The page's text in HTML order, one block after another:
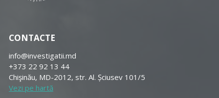
CONTACTE
info@investigatii.md
+373 22 92 13 44
Chişinău, MD-2012, str. Al. Șciusev 101/5
Vezi pe hartă